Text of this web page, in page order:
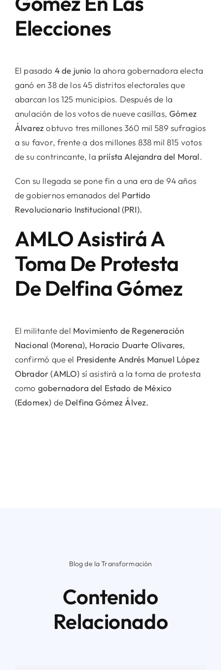
Elecciones
El pasado 4 de junio la ahora gobernadora electa
ganó en 38 de los 45 distritos electorales que
abarcan los 125 municipios. Después de la
anulación de los votos de nueve casillas,Gómez
Álvarezobtuvo tres millones 360 mil 589 sufragios
a su favor, frente a dos millones 838 mil 815 votos
de su contrincante, la priísta Alejandra del Moral.
Con su llegada se pone fin a una era de 94 años
de gobiernos emanados del Partido
Revolucionario Institucional (PRI).
AMLO Asistirá A
Toma De Protesta
De Delfina Gómez
El militante del Movimiento de Regeneración
Nacional (Morena), Horacio Duarte Olivares,
confirmó que el Presidente Andrés Manuel López
Obrador (AMLO) sí asistirá a la toma de protesta
como gobernadora del Estado de México
(Edomex) de Delfina Gómez Álvez.
Blog de la Transformación
Contenido
Relacionado